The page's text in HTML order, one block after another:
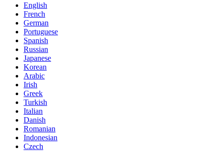
English
French
German
Portuguese
Spanish
Russian
Japanese
Korean
Arabic
Irish
Greek
Turkish
Italian
Danish
Romanian
Indonesian
Czech